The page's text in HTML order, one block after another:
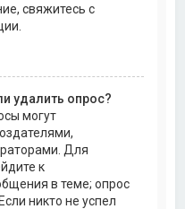
свяжитесь с
удалить опрос?
могут
Для
к
в теме; опрос
никто не успел